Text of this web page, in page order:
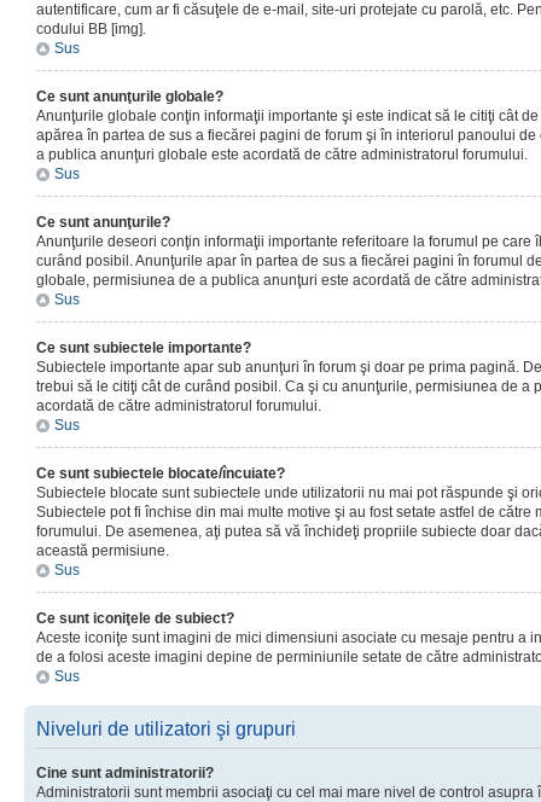
autentificare, cum ar fi căsuţele de e-mail, site-uri protejate cu parolă, etc.
codului BB [img].
Sus
Ce sunt anunţurile globale?
Anunţurile globale conţin informaţii importante şi este indicat să le citiţi cât
apărea în partea de sus a fiecărei pagini de forum şi în interiorul panoului
a publica anunţuri globale este acordată de către administratorul forumului.
Sus
Ce sunt anunţurile?
Anunţurile deseori conţin informaţii importante referitoare la forumul pe care
curând posibil. Anunţurile apar în partea de sus a fiecărei pagini în forumul
globale, permisiunea de a publica anunţuri este acordată de către
Sus
Ce sunt subiectele importante?
Subiectele importante apar sub anunţuri în forum şi doar pe prima pagină.
trebui să le citiţi cât de curând posibil. Ca şi cu anunţurile, permisiunea de a
acordată de către administratorul forumului.
Sus
Ce sunt subiectele blocate/încuiate?
Subiectele blocate sunt subiectele unde utilizatorii nu mai pot răspunde şi
Subiectele pot fi închise din mai multe motive şi au fost setate astfel de către
forumului. De asemenea, aţi putea să vă închideţi propriile subiecte doar
această permisiune.
Sus
Ce sunt iconiţele de subiect?
Aceste iconiţe sunt imagini de mici dimensiuni asociate cu mesaje pentru a
de a folosi aceste imagini depine de perminiunile setate de către
Sus
Niveluri de utilizatori şi grupuri
Cine sunt administratorii?
Administratorii sunt membrii asociaţi cu cel mai mare nivel de control asupra